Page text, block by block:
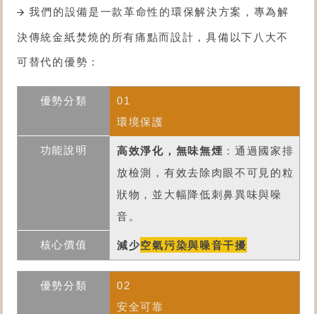
我們的設備是一款革命性的環保解決方案，專為解
決傳統金紙焚燒的所有痛點而設計，具備以下八大不
可替代的優勢：
01
環境保護
高效淨化，無味無煙 ：通過國家排
放檢測，有效去除肉眼不可見的粒
狀物，並大幅降低刺鼻異味與噪
音。
減少空氣污染與噪音干擾
02
安全可靠